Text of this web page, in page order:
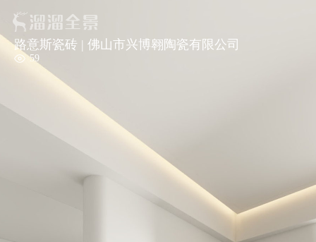
路意斯瓷砖 | 佛山市兴博翱陶瓷有限公司
59